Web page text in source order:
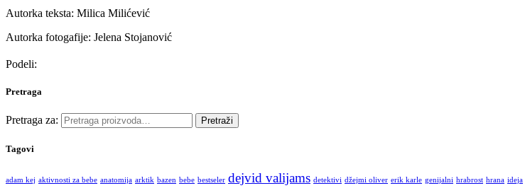
Autorka teksta: Milica Milićević
Autorka fotogafije: Jelena Stojanović
Podeli:
Pretraga
Pretraga za: Pretraži
Tagovi
adam kej aktivnosti za bebe anatomija arktik bazen bebe bestseler dejvid valijams detektivi džejmi oliver erik karle genijalni hrabrost hrana ideja